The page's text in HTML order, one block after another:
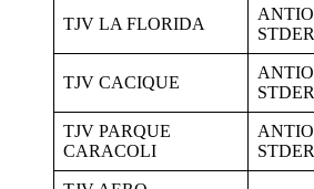
TJV LA FLORIDA
STDER
TJV CACIQUE
STDER
TJV PARQUE
CARACOLI
STDER